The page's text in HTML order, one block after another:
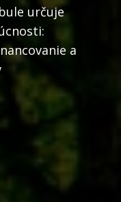
určuje
a